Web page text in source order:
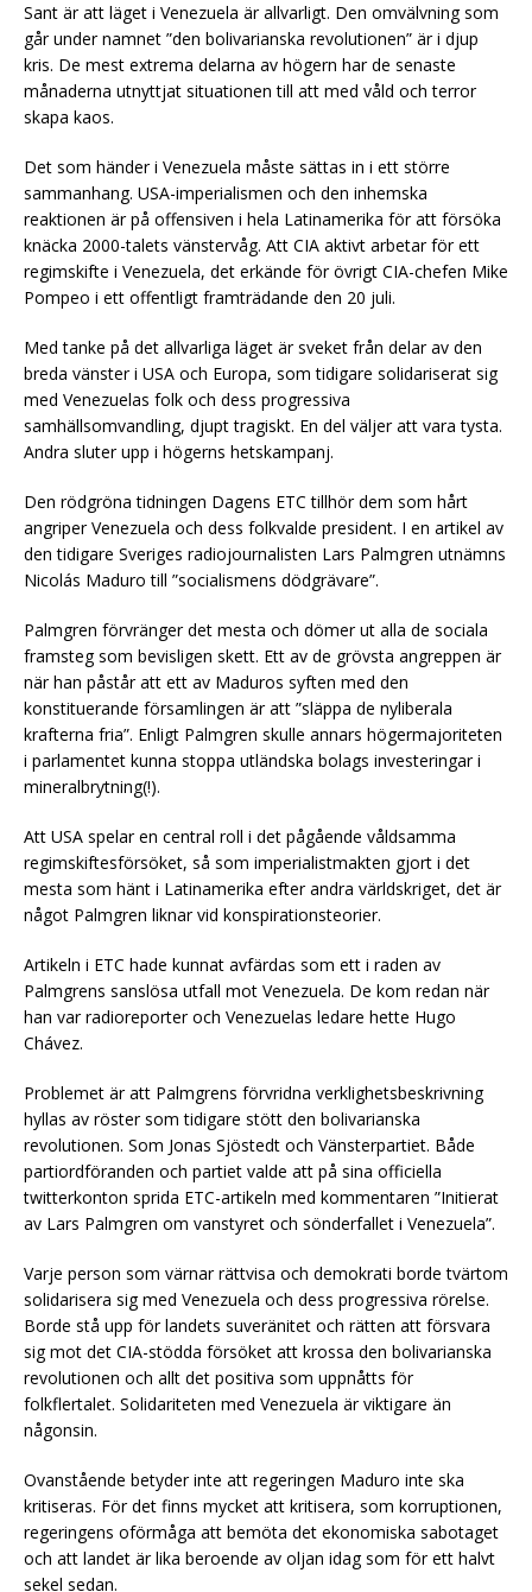
Sant är att läget i Venezuela är allvarligt. Den omvälvning som
går under namnet ”den bolivarianska revolutionen” är i djup
kris. De mest extrema delarna av högern har de senaste
månaderna utnyttjat situationen till att med våld och terror
skapa kaos.
Det som händer i Venezuela måste sättas in i ett större
sammanhang. USA-imperialismen och den inhemska
reaktionen är på offensiven i hela Latinamerika för att försöka
knäcka 2000-talets vänstervåg. Att CIA aktivt arbetar för ett
regimskifte i Venezuela, det erkände för övrigt CIA-chefen Mike
Pompeo i ett offentligt framträdande den 20 juli.
Med tanke på det allvarliga läget är sveket från delar av den
breda vänster i USA och Europa, som tidigare solidariserat sig
med Venezuelas folk och dess progressiva
samhällsomvandling, djupt tragiskt. En del väljer att vara tysta.
Andra sluter upp i högerns hetskampanj.
Den rödgröna tidningen Dagens ETC tillhör dem som hårt
angriper Venezuela och dess folkvalde president. I en artikel av
den tidigare Sveriges radiojournalisten Lars Palmgren utnämns
Nicolás Maduro till ”socialismens dödgrävare”.
Palmgren förvränger det mesta och dömer ut alla de sociala
framsteg som bevisligen skett. Ett av de grövsta angreppen är
när han påstår att ett av Maduros syften med den
konstituerande församlingen är att ”släppa de nyliberala
krafterna fria”. Enligt Palmgren skulle annars högermajoriteten
i parlamentet kunna stoppa utländska bolags investeringar i
mineralbrytning(!).
Att USA spelar en central roll i det pågående våldsamma
regimskiftesförsöket, så som imperialistmakten gjort i det
mesta som hänt i Latinamerika efter andra världskriget, det är
något Palmgren liknar vid konspirationsteorier.
Artikeln i ETC hade kunnat avfärdas som ett i raden av
Palmgrens sanslösa utfall mot Venezuela. De kom redan när
han var radioreporter och Venezuelas ledare hette Hugo
Chávez.
Problemet är att Palmgrens förvridna verklighetsbeskrivning
hyllas av röster som tidigare stött den bolivarianska
revolutionen. Som Jonas Sjöstedt och Vänsterpartiet. Både
partiordföranden och partiet valde att på sina officiella
twitterkonton sprida ETC-artikeln med kommentaren ”Initierat
av Lars Palmgren om vanstyret och sönderfallet i Venezuela”.
Varje person som värnar rättvisa och demokrati borde tvärtom
solidarisera sig med Venezuela och dess progressiva rörelse.
Borde stå upp för landets suveränitet och rätten att försvara
sig mot det CIA-stödda försöket att krossa den bolivarianska
revolutionen och allt det positiva som uppnåtts för
folkflertalet. Solidariteten med Venezuela är viktigare än
någonsin.
Ovanstående betyder inte att regeringen Maduro inte ska
kritiseras. För det finns mycket att kritisera, som korruptionen,
regeringens oförmåga att bemöta det ekonomiska sabotaget
och att landet är lika beroende av oljan idag som för ett halvt
sekel sedan.